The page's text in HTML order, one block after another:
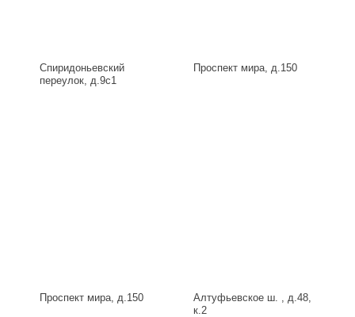
Спиридоньевский
переулок, д.9с1
Проспект мира, д.150
Проспект мира, д.150
Алтуфьевское ш. , д.48,
к.2